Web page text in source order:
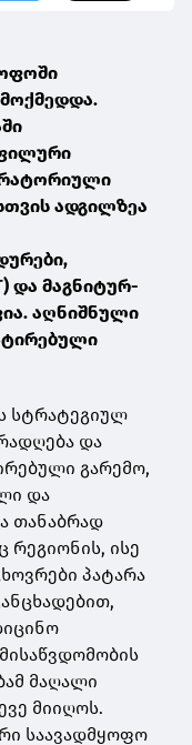
ადგილზეა
და მაგნიტურ-
აღნიშნული
სტრატეგიულ
და
გარემო,
და
თანაბრად
რეგიონის, ისე
პატარა
მაღალი
მიიღოს.
საავადმყოფო